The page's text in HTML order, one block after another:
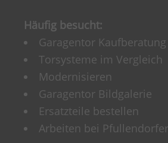
Häufig besucht:
Garagentor Kaufberatung
Torsysteme im Vergleich
Modernisieren
Garagentor Bildgalerie
Ersatzteile bestellen
Arbeiten bei Pfullendorfer